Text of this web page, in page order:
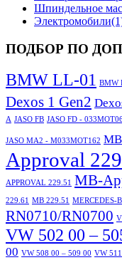
Шпиндельное
Электромобили
ПОДБОР ПО
BMW LL-01 BMW
Dexos 1 Gen2
A JASO FB JASO FD -
JASO MA2 - M033MOT162
Approval
APPROVAL 229.51 MB-
229.61 MB 229.51 MERCEDES-
RN0710/RN0700
VW 502 00 –
00 VW 508 00 – 509 00 VW 511